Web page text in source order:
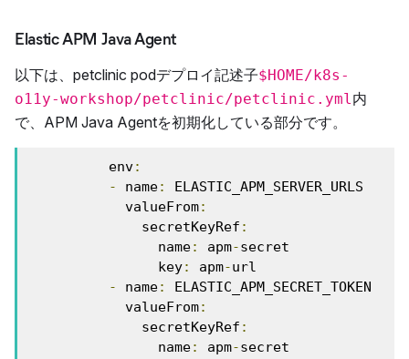
Elastic APM Java Agent
以下は、petclinic podデプロイ記述子$HOME/k8s-
o11y-workshop/petclinic/petclinic.yml 内
で、APM Java Agentを初期化している部分です。
          env
:
-
name:
ELASTIC_APM_SERVER_URLS
            valueFrom
:
              secretKeyRef
:
                name
: apm-secret
                key
: apm-url
-
name:
ELASTIC_APM_SECRET_TOKEN
            valueFrom
:
              secretKeyRef
:
                name
: apm-secret